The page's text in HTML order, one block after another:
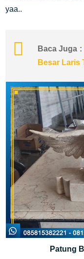
yaa..
Baca Juga :
Besar Laris
Patung